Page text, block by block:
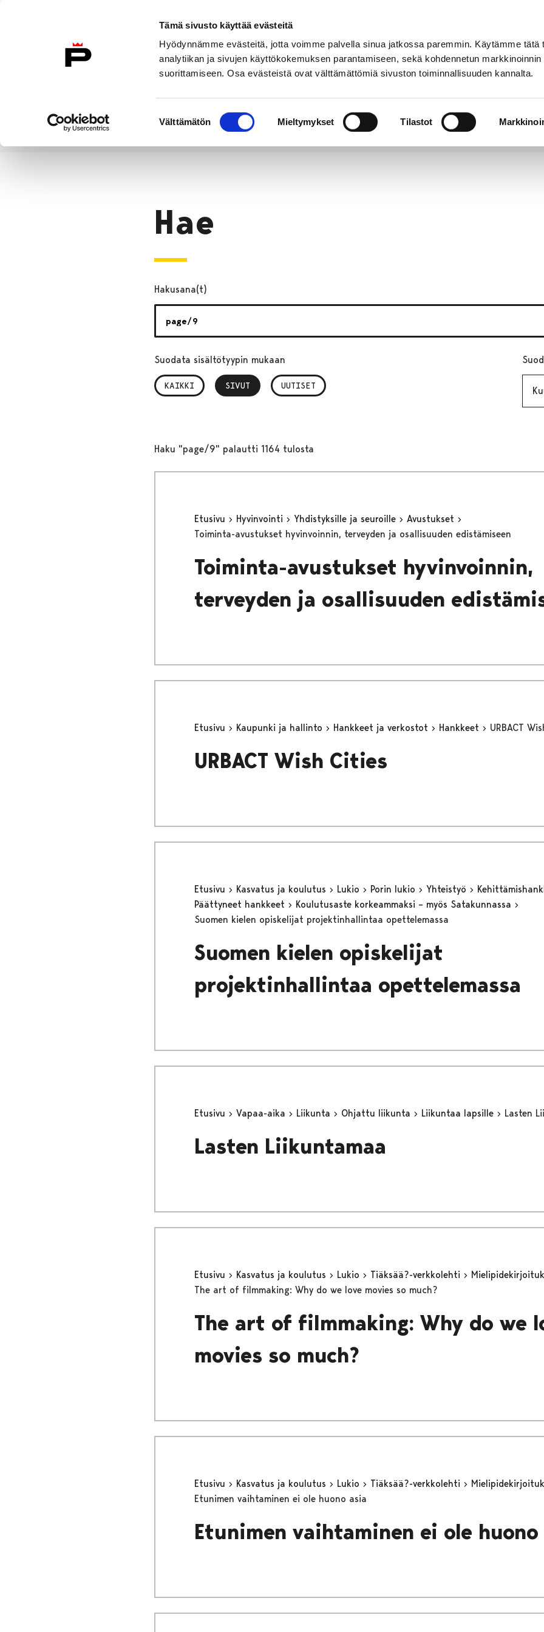
Tämä sivusto käyttää evästeitä
Hyödynnämme evästeitä, jotta voimme palvella sinua jatkossa paremmin. Käytämme tätä
analytiikan ja sivujen käyttökokemuksen parantamiseen, sekä kohdennetun markkinoinnin
suorittamiseen. Osa evästeistä ovat välttämättömiä sivuston toiminnallisuuden kannalta.
valinta
Välttämätön Mieltymykset Tilastot
Etusivulle
Etusivu
Hae
Hakusana(t)
Suodata sisältötyypin mukaan
KAIKKI SIVUT
, VALITTU UUTISET
Haku "page/9" palautti 1164 tulosta
Etusivu Hyvinvointi Yhdistyksille ja seuroille
Avustukset
Toiminta-avustukset hyvinvoinnin, terveyden ja osallisuuden edistämiseen
Toiminta-avustukset hyvinvoinnin,
terveyden ja osallisuuden
Etusivu Kaupunki ja hallinto Hankkeet ja verkostot Hankkeet URBACT
URBACT Wish Cities
Etusivu Kasvatus ja koulutus Lukio Porin lukio Yhteistyö
Päättyneet hankkeet
Koulutusaste korkeammaksi – myös Satakunnassa
Suomen kielen opiskelijat projektinhallintaa opettelemassa
Suomen kielen opiskelijat
projektinhallintaa opettelemassa
Etusivu Vapaa-aika Liikunta Ohjattu liikunta Liikuntaa lapsille Lasten
Lasten Liikuntamaa
Etusivu Kasvatus ja koulutus Lukio Tiäksää?-verkkolehti
The art of filmmaking: Why do we love movies so much?
The art of filmmaking: Why do we
movies so much?
Etusivu Kasvatus ja koulutus Lukio Tiäksää?-verkkolehti
Etunimen vaihtaminen ei ole huono asia
Etunimen vaihtaminen ei ole huono